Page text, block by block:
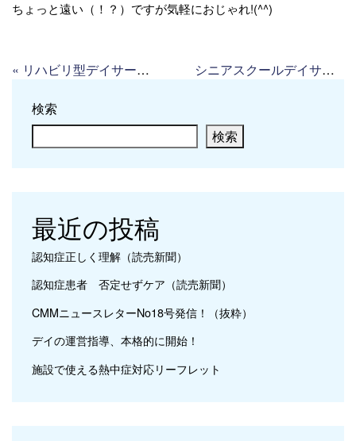
ちょっと遠い（！？）ですが気軽におじゃれ!(^^)
« リハビリ型デイサービス すまいる赤羽 シニアスクールデイサービス洲崎
検索
検索
最近の投稿
認知症正しく理解（読売新聞）
認知症患者 否定せずケア（読売新聞）
CMMニュースレターNo18号発信！（抜粋）
デイの運営指導、本格的に開始！
施設で使える熱中症対応リーフレット